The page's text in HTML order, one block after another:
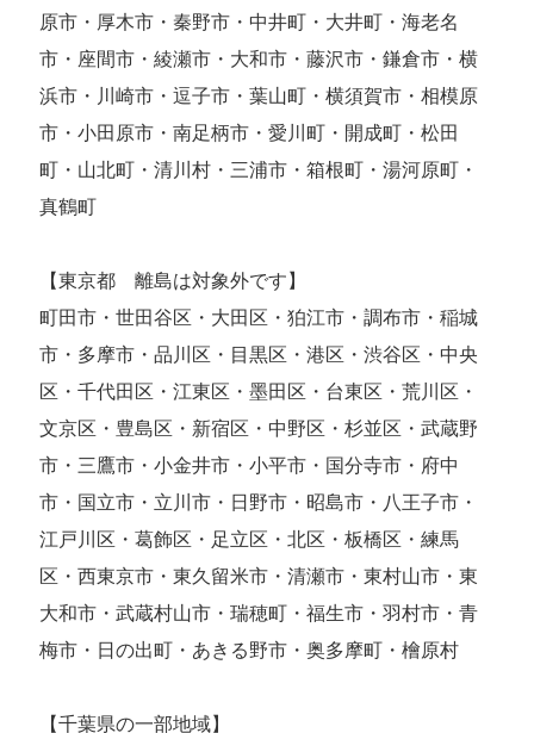
原市・厚木市・秦野市・中井町・大井町・海老名
市・座間市・綾瀬市・大和市・藤沢市・鎌倉市・横
浜市・川崎市・逗子市・葉山町・横須賀市・相模原
市・小田原市・南足柄市・愛川町・開成町・松田
町・山北町・清川村・三浦市・箱根町・湯河原町・
真鶴町
【東京都 離島は対象外です】
町田市・世田谷区・大田区・狛江市・調布市・稲城
市・多摩市・品川区・目黒区・港区・渋谷区・中央
区・千代田区・江東区・墨田区・台東区・荒川区・
文京区・豊島区・新宿区・中野区・杉並区・武蔵野
市・三鷹市・小金井市・小平市・国分寺市・府中
市・国立市・立川市・日野市・昭島市・八王子市・
江戸川区・葛飾区・足立区・北区・板橋区・練馬
区・西東京市・東久留米市・清瀬市・東村山市・東
大和市・武蔵村山市・瑞穂町・福生市・羽村市・青
梅市・日の出町・あきる野市・奥多摩町・檜原村
【千葉県の一部地域】